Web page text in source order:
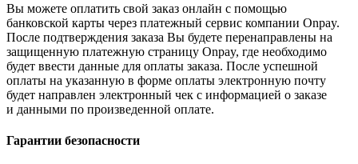
Вы можете оплатить свой заказ онлайн с помощью
банковской карты через платежный сервис компании Onpay.
После подтверждения заказа Вы будете перенаправлены на
защищенную платежную страницу Onpay, где необходимо
будет ввести данные для оплаты заказа. После успешной
оплаты на указанную в форме оплаты электронную почту
будет направлен электронный чек с информацией о заказе
и данными по произведенной оплате.
Гарантии безопасности